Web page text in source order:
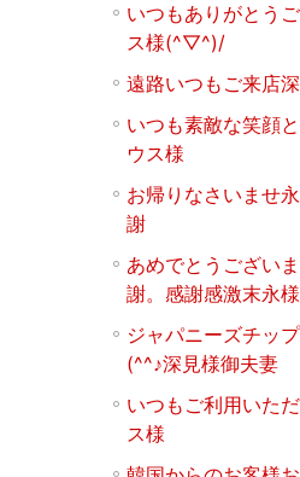
いつもありがとう
ス様(^▽^)/
遠路いつもご来店
いつも素敵な笑顔
ウス様
お帰りなさいませ
謝
あめでとうござい
謝。感謝感激末永様
ジャパニーズチッ
(^^♪深見様御夫妻
いつもご利用いた
ス様